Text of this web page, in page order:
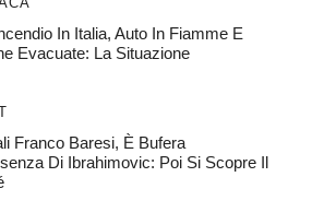
In Italia, Auto In Fiamme E
Evacuate: La Situazione
Franco Baresi, È Bufera
Di Ibrahimovic: Poi Si Scopre Il